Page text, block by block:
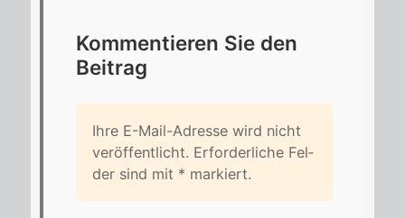
Kom­men­tie­ren Sie den
Bei­trag
Ihre E-Mail-Adres­se wird nicht
ver­öf­fent­licht. Er­for­der­li­che Fel­
der sind mit * mar­kiert.